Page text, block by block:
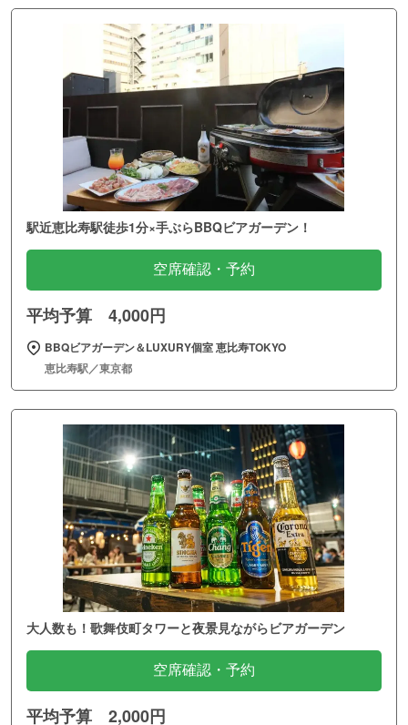
駅近恵比寿駅徒歩1分×手ぶらBBQビアガーデン！
空席確認・予約
平均予算 4,000円
BBQビアガーデン＆LUXURY個室 恵比寿TOKYO
恵比寿駅／東京都
大人数も！歌舞伎町タワーと夜景見ながらビアガーデン
空席確認・予約
平均予算 2,000円